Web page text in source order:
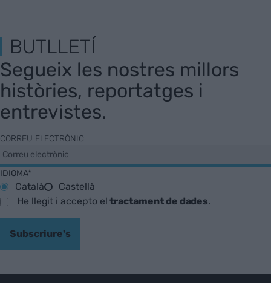
BUTLLETÍ
Segueix les nostres millors
històries, reportatges i
entrevistes.
CORREU ELECTRÒNIC
IDIOMA*
Català
Castellà
He llegit i accepto eltractament de dades.
Subscriure's